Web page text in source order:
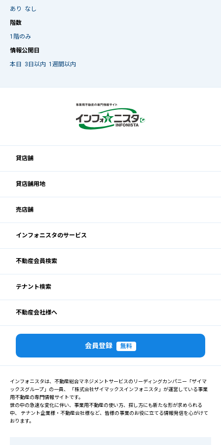
あり
なし
階数
1階のみ
情報公開日
本日 3日以内 1週間以内
貸店舗
貸店舗用地
売店舗
インフォニスタのサービス
不動産会員検索
テナント検索
不動産会社様へ
会員登録 無料
インフォニスタは、不動産総合マネジメントサービスのリーディングカンパニー「ザイマ
ックスグループ」の一員、 「株式会社ザイマックスインフォニスタ」が運営している事業
用不動産の専門情報サイトです。
世の中の急速な変化に伴い、事業用不動産の使い方、探し方にも新たな形が求められる
中、 テナント企業様・不動産会社様など、皆様の事業のお役に立てる情報発信を心がけて
おります。